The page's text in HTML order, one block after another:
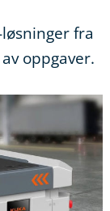
løsninger fra
oppgaver.